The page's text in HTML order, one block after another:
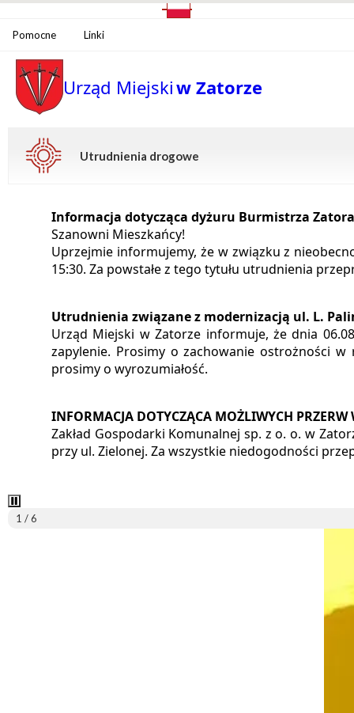
Pomocne Linki
Urząd Miejskiw Zatorze
Utrudnienia drogowe
Informacja dotycząca dyżuru Burmistrza
Szanowni Mieszkańcy!
Uprzejmie informujemy, że w związku z
15:30. Za powstałe z tego tytułu utrudnienia
Utrudnienia związane z modernizacją ul. L.
Urząd Miejski w Zatorze informuje, że dnia
zapylenie. Prosimy o zachowanie ostrożności
prosimy o wyrozumiałość.
INFORMACJA DOTYCZĄCA MOŻLIWYCH
Zakład Gospodarki Komunalnej sp. z o. o. w
przy ul. Zielonej. Za wszystkie niedogodności
1 / 6